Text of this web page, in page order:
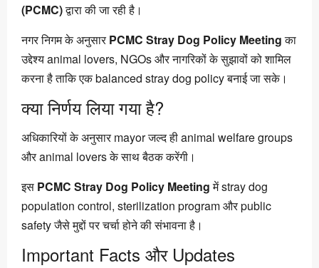
(PCMC)द्वारा की जा रही है।
नगर निगम के अनुसार PCMC Stray Dog Policy Meetingका
उद्देश्य animal lovers, NGOs और नागरिकों के सुझावों को शामिल
करना है ताकि एक balanced stray dog policy बनाई जा सके।
क्या निर्णय लिया गया है?
अधिकारियों के अनुसार mayor जल्द ही animal welfare groups
और animal lovers के साथ बैठक करेंगी।
इस PCMC Stray Dog Policy Meetingमें stray dog
population control, sterilization program और public
safety जैसे मुद्दों पर चर्चा होने की संभावना है।
Important Facts और Updates